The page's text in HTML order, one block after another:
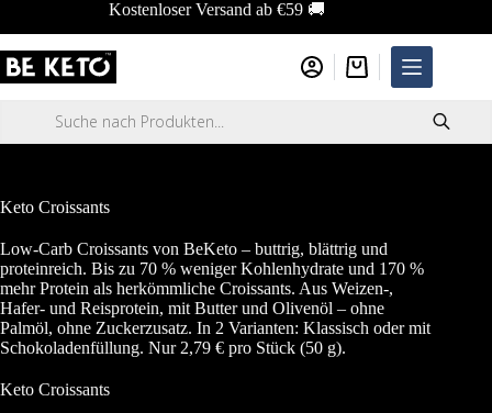
springen
Kostenloser Versand ab €59 🚚
Warenkorb
Keto Croissants
Low-Carb Croissants von BeKeto – buttrig, blättrig und
proteinreich. Bis zu 70 % weniger Kohlenhydrate und 170 %
mehr Protein als herkömmliche Croissants. Aus Weizen-,
Hafer- und Reisprotein, mit Butter und Olivenöl – ohne
Palmöl, ohne Zuckerzusatz. In 2 Varianten: Klassisch oder mit
Schokoladenfüllung. Nur 2,79 € pro Stück (50 g).
Keto Croissants